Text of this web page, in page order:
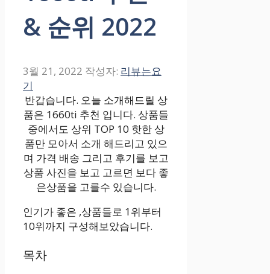
& 순위 2022
3월 21, 2022 작성자: 리뷰는요
기
반갑습니다. 오늘 소개해드릴 상
품은 1660ti 추천 입니다. 상품들
중에서도 상위 TOP 10 핫한 상
품만 모아서 소개 해드리고 있으
며 가격 배송 그리고 후기를 보고
상품 사진을 보고 고르면 보다 좋
은상품을 고를수 있습니다.
인기가 좋은 ,상품들로 1위부터
10위까지 구성해보았습니다.
목차